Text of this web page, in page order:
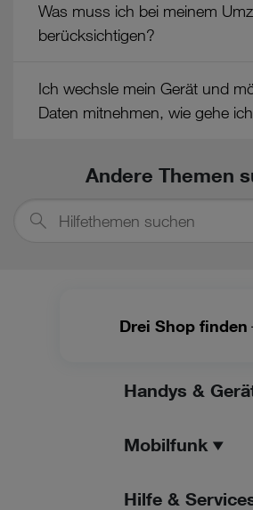
Was muss ich bei meinem
berücksichtigen?
Ich wechsle mein Gerät und
Daten mitnehmen, wie gehe
Andere Themen
suchen
Drei Shop finden
Handys &
Mobilfunk
Hilfe &